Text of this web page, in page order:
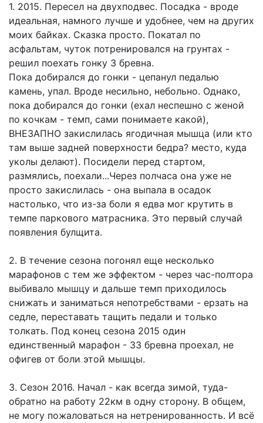
1. 2015. Пересел на двухподвес. Посадка - вроде
идеальная, намного лучше и удобнее, чем на других
моих байках. Сказка просто. Покатал по
асфальтам, чуток потренировался на грунтах -
решил поехать гонку 3 бревна.
Пока добирался до гонки - цепанул педалью
камень, упал. Вроде несильно, небольно. Однако,
пока добирался до гонки (ехал неспешно с женой
по кочкам - темп, сами понимаете какой),
ВНЕЗАПНО закислилась ягодичная мышца (или кто
там выше задней поверхности бедра? место, куда
уколы делают). Посидели перед стартом,
размялись, поехали...Через полчаса она уже не
просто закислилась - она выпала в осадок
настолько, что из-за боли я едва мог крутить в
темпе паркового матрасника. Это первый случай
появления булщита.
2. В течение сезона погонял еще несколько
марафонов с тем же эффектом - через час-полтора
выбивало мышцу и дальше темп приходилось
снижать и заниматься непотребствами - ерзать на
седле, переставать тащить педали и только
толкать. Под конец сезона 2015 один
единственный марафон - 33 бревна проехал, не
офигев от боли этой мышцы.
3. Сезон 2016. Начал - как всегда зимой, туда-
обратно на работу 22км в одну сторону. В общем,
не могу пожаловаться на нетренированность. И всё